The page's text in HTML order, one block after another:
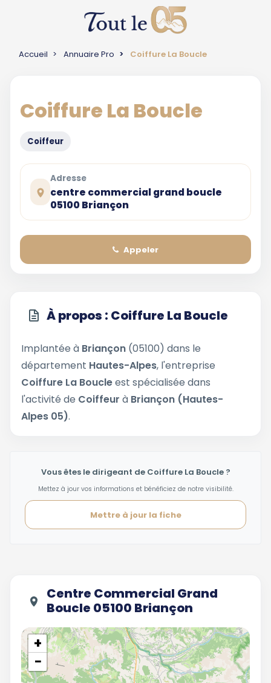
Accueil Annuaire Pro Coiffure La Boucle
Coiffure La Boucle
Coiffeur
Adresse
centre commercial grand boucle
05100 Briançon
Appeler
À propos : Coiffure La Boucle
Implantée à Briançon (05100) dans le
département Hautes-Alpes, l'entreprise
Coiffure La Boucleest spécialisée dans
l'activité de Coiffeur à Briançon (Hautes-
Alpes 05).
Vous êtes le dirigeant de Coiffure La Boucle ?
Mettez à jour vos informations et bénéficiez de notre visibilité.
Mettre à jour la fiche
Centre Commercial Grand
Boucle 05100 Briançon
+
−